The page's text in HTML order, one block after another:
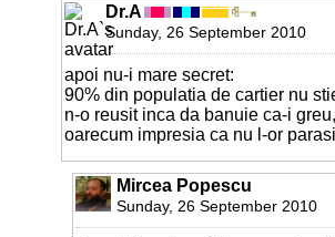
Dr.A
Sunday, 26 September 2010
apoi nu-i mare secret:
90% din populatia de cartier nu
n-o reusit inca da banuie ca-i
oarecum impresia ca nu l-or
Mircea Popescu
Sunday, 26 September 2010